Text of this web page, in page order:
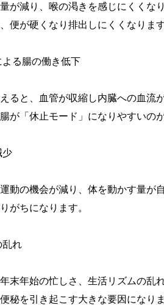
が減り、喉の渇きを感じにくくな
便が硬くなり排出しにくくなりま
る腸の働き低下
ると、血管が収縮し内臓への血流
が「休止モード」になりやすいの
少
動の機会が減り、体を動かす量が
がちになります。
れ
末年始の忙しさ、生活リズムの乱
秘を引き起こす大きな要因になりま